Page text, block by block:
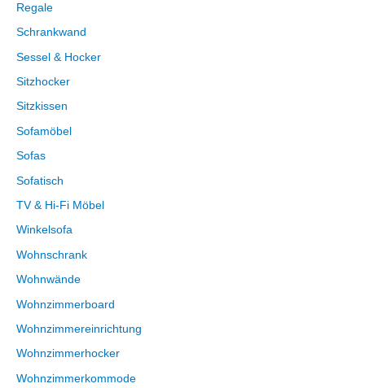
Regale
Schrankwand
Sessel & Hocker
Sitzhocker
Sitzkissen
Sofamöbel
Sofas
Sofatisch
TV & Hi-Fi Möbel
Winkelsofa
Wohnschrank
Wohnwände
Wohnzimmerboard
Wohnzimmereinrichtung
Wohnzimmerhocker
Wohnzimmerkommode